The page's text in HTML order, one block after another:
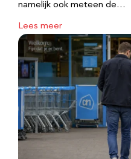
namelijk ook meteen de…
Lees meer